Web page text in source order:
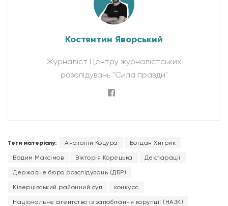
Костянтин Яворський
Журналіст Центру журналістських
розслідувань "Сила правди"
Теги матеріалу: Анатолій Коцура Богдан Хитрик
Вадим Максімов Вікторія Корецька Декларації
Державне бюро розслідувань (ДБР)
Ківерцівський районний суд конкурс
Національне агентство із запобігання корупції (НАЗК)